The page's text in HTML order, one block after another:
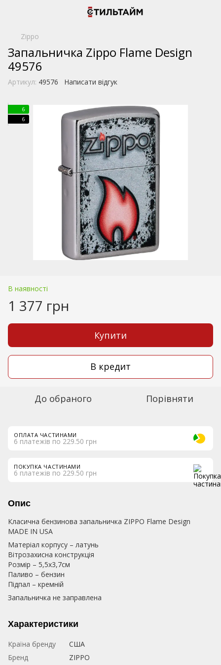
Zippo
Запальничка Zippo Flame Design
49576
Артикул: 49576 Написати відгук
6
6
В наявності
1 377 грн
Купити
В кредит
До обраного Порівняти
ОПЛАТА ЧАСТИНАМИ
6 платежів по 229.50 грн
ПОКУПКА ЧАСТИНАМИ
6 платежів по 229.50 грн
Опис
Класична бензинова запальничка ZIPPO Flame Design
MADE IN USA
Матеріал корпусу – латунь
Вітрозахисна конструкція
Розмір – 5,5х3,7см
Паливо – бензин
Підпал – кремній
Запальничка не заправлена
Характеристики
Країна бренду
США
Бренд
ZIPPO